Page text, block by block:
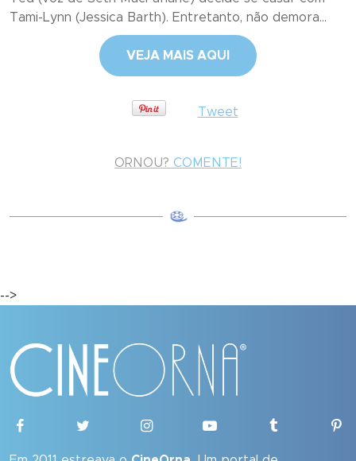
Tami-Lynn (Jessica Barth). Entretanto, não demora...
VEJA MAIS AQUI
Tweet
ORNOU? COMENTE!
-->